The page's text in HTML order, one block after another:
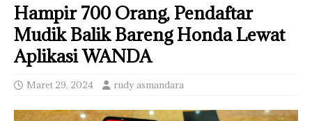
Hampir 700 Orang, Pendaftar
Mudik Balik Bareng Honda Lewat
Aplikasi WANDA
Maret 29, 2024 rudy asmandara